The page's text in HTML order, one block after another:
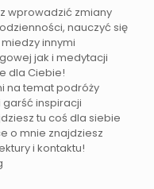
wprowadzić zmiany
nauczyć się
innymi
jak i medytacji
dla Ciebie!
na temat podróży
garść inspiracji
tu coś dla siebie
o mnie znajdziesz
i kontaktu!